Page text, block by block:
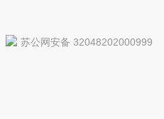
苏公网安备 32048202000999